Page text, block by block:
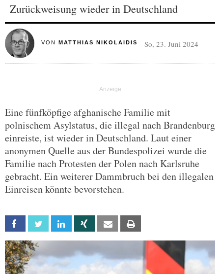
Zurückweisung wieder in Deutschland
VON MATTHIAS NIKOLAIDIS So, 23. Juni 2024
Eine fünfköpfige afghanische Familie mit
polnischem Asylstatus, die illegal nach Brandenburg
einreiste, ist wieder in Deutschland. Laut einer
anonymen Quelle aus der Bundespolizei wurde die
Familie nach Protesten der Polen nach Karlsruhe
gebracht. Ein weiterer Dammbruch bei den illegalen
Einreisen könnte bevorstehen.
Facebook Twitter Linkedin Xing Email